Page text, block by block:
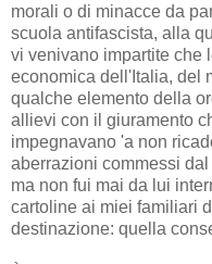
morali o di minacce da
scuola antifascista, alla
vi venivano impartite che
economica dell'Italia, del
qualche elemento della
allievi con il giuramento
impegnavano 'a non
aberrazioni commessi
ma non fui mai da lui
cartoline ai miei familiari
destinazione: quella